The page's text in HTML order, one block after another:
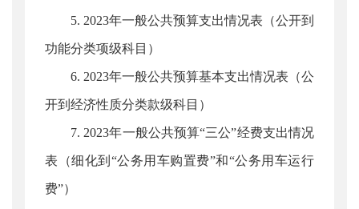
5. 2023年一般公共预算支出情况表（公开到
功能分类项级科目）
6. 2023年一般公共预算基本支出情况表（公
开到经济性质分类款级科目）
7. 2023年一般公共预算“三公”经费支出情况
表（细化到“公务用车购置费”和“公务用车运行
费”）